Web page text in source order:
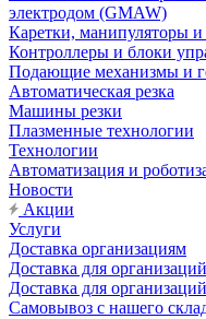
электродом (GMAW)
Каретки, манипуляторы
Контроллеры и блоки
Подающие механизмы и
Автоматическая резка
Машины резки
Плазменные технологии
Технологии
Автоматизация и
Новости
Акции
Услуги
Доставка организациям
Доставка для
Доставка для
Самовывоз с нашего